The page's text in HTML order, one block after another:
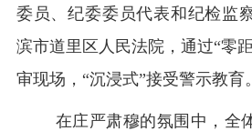
廉政聚焦
委员、纪委委员代表和纪检监
滨市道里 区人民法院 ，通过“零
审现场， “沉浸式”接受警示教育。
在庄严肃穆的氛围中，全